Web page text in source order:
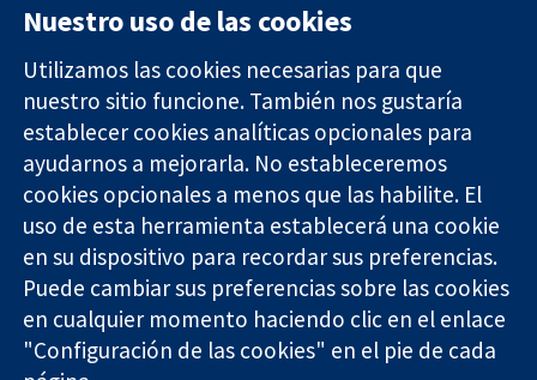
Evidencia fiable.
Decisiones
informadas.
Mejor salud.
11-13 Cavendish
Square
Londres
W1G 0AN
Reino Unido
Contacto
Noticias
Prensa
Sobre
nosotros
Empleo
Cochrane
Library
Nuestro uso de las cookies
Utilizamos las cookies necesarias para que
nuestro sitio funcione. También nos gustaría
establecer cookies analíticas opcionales para
ayudarnos a mejorarla. No estableceremos
cookies opcionales a menos que las habilite. El
uso de esta herramienta establecerá una cookie
en su dispositivo para recordar sus preferencias.
Puede cambiar sus preferencias sobre las cookies
en cualquier momento haciendo clic en el enlace
"Configuración de las cookies" en el pie de cada